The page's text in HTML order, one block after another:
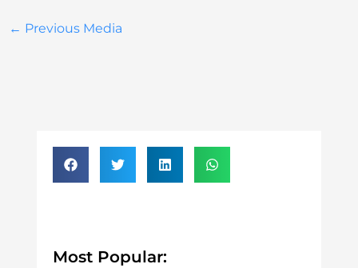
← Previous Media
Most Popular: